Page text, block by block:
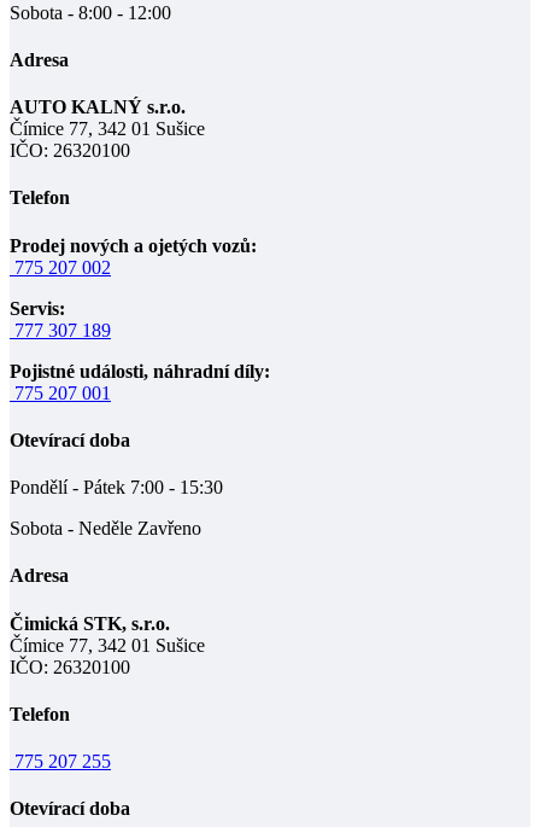
Sobota - 8:00 - 12:00
Adresa
AUTO KALNÝ s.r.o.
Čímice 77, 342 01 Sušice
IČO: 26320100
Telefon
Prodej nových a ojetých vozů:
775 207 002
Servis:
777 307 189
Pojistné události, náhradní díly:
775 207 001
Otevírací doba
Pondělí - Pátek 7:00 - 15:30
Sobota - Neděle Zavřeno
Adresa
Čimická STK, s.r.o.
Čímice 77, 342 01 Sušice
IČO: 26320100
Telefon
775 207 255
Otevírací doba